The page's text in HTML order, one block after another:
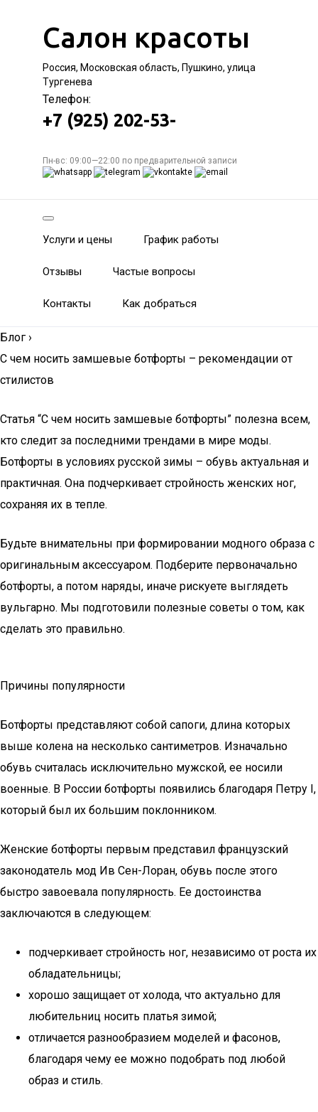
Салон красоты
Россия, Московская область, Пушкино, улица
Тургенева
Телефон:
+7 (925) 202-53-
Пн-вс: 09:00—22:00 по предварительной записи
Услуги и цены График работы
Отзывы Частые вопросы
Контакты Как добраться
Блог ›
С чем носить замшевые ботфорты – рекомендации от
стилистов
Статья “С чем носить замшевые ботфорты” полезна всем,
кто следит за последними трендами в мире моды.
Ботфорты в условиях русской зимы – обувь актуальная и
практичная. Она подчеркивает стройность женских ног,
сохраняя их в тепле.
Будьте внимательны при формировании модного образа с
оригинальным аксессуаром. Подберите первоначально
ботфорты, а потом наряды, иначе рискуете выглядеть
вульгарно. Мы подготовили полезные советы о том, как
сделать это правильно.
Причины популярности
Ботфорты представляют собой сапоги, длина которых
выше колена на несколько сантиметров. Изначально
обувь считалась исключительно мужской, ее носили
военные. В России ботфорты появились благодаря Петру I,
который был их большим поклонником.
Женские ботфорты первым представил французский
законодатель мод Ив Сен-Лоран, обувь после этого
быстро завоевала популярность. Ее достоинства
заключаются в следующем:
подчеркивает стройность ног, независимо от роста их
обладательницы;
хорошо защищает от холода, что актуально для
любительниц носить платья зимой;
отличается разнообразием моделей и фасонов,
благодаря чему ее можно подобрать под любой
образ и стиль.